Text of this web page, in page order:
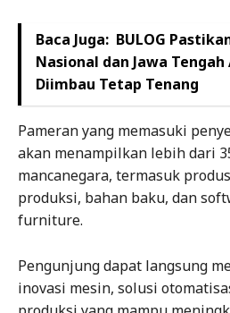
Baca Juga: BULOG
Nasional dan Jawa
Diimbau Tetap Tenang
Pameran yang memasuki
akan menampilkan lebih dari
mancanegara, termasuk
produksi, bahan baku, dan
furniture.
Pengunjung dapat langsung
inovasi mesin, solusi